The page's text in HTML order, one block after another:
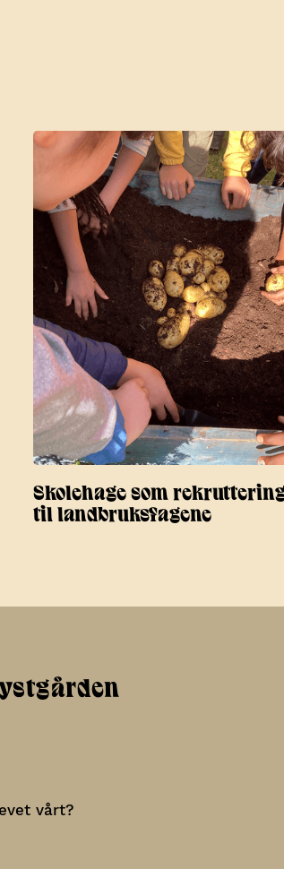
Skolehage som
til landbruksfagene
vårt?